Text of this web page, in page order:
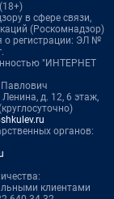
в сфере связи,
(Роскомнадзор)
о регистрации: ЭЛ №
"ИНТЕРНЕТ
д. 12, 6 этаж,
органов:
клиентами